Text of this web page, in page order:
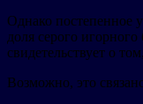
Однако постепенное
доля серого
свидетельствует о
Возможно, это